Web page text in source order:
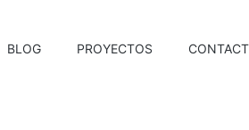
BLOG PROYECTOS